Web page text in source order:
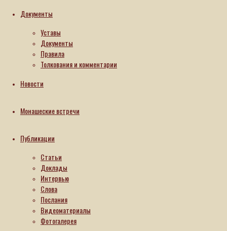
Документы
Уставы
Документы
Правила
Толкования и комментарии
Новости
Монашеские встречи
Публикации
Статьи
Доклады
Интервью
Слова
Послания
Видеоматериалы
Фотогалерея